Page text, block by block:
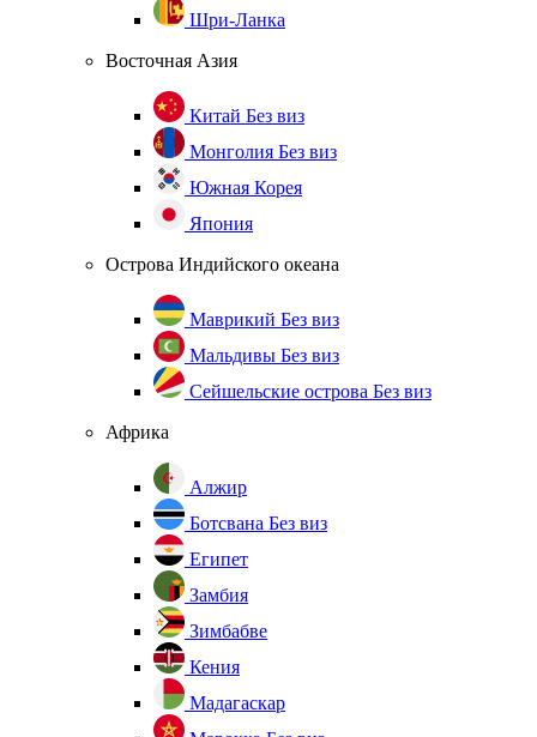
Шри-Ланка
Восточная Азия
Китай Без виз
Монголия Без виз
Южная Корея
Япония
Острова Индийского океана
Маврикий Без виз
Мальдивы Без виз
Сейшельские острова Без виз
Африка
Алжир
Ботсвана Без виз
Египет
Замбия
Зимбабве
Кения
Мадагаскар